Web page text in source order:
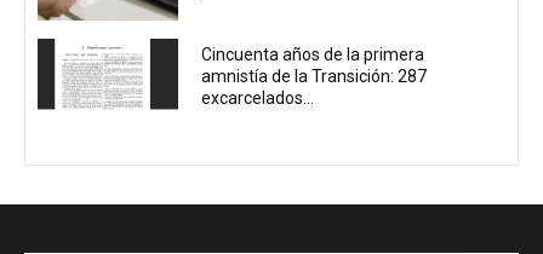
Cincuenta años de la primera
amnistía de la Transición: 287
excarcelados...